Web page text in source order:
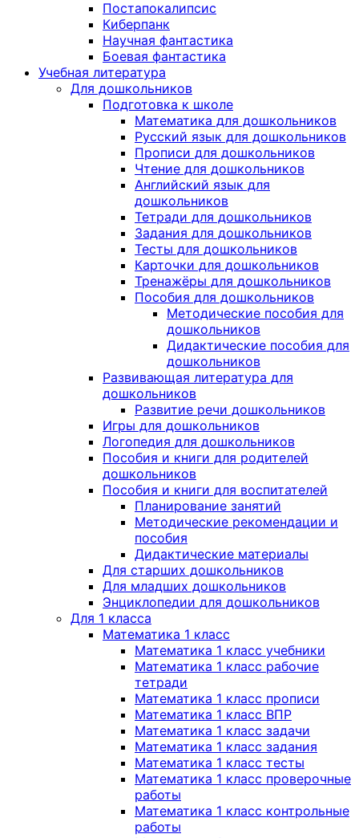
Постапокалипсис
Киберпанк
Научная фантастика
Боевая фантастика
Учебная литература
Для дошкольников
Подготовка к школе
Математика для дошкольников
Русский язык для дошкольников
Прописи для дошкольников
Чтение для дошкольников
Английский язык для
дошкольников
Тетради для дошкольников
Задания для дошкольников
Тесты для дошкольников
Карточки для дошкольников
Тренажёры для дошкольников
Пособия для дошкольников
Методические пособия для
дошкольников
Дидактические пособия для
дошкольников
Развивающая литература для
дошкольников
Развитие речи дошкольников
Игры для дошкольников
Логопедия для дошкольников
Пособия и книги для родителей
дошкольников
Пособия и книги для воспитателей
Планирование занятий
Методические рекомендации и
пособия
Дидактические материалы
Для старших дошкольников
Для младших дошкольников
Энциклопедии для дошкольников
Для 1 класса
Математика 1 класс
Математика 1 класс учебники
Математика 1 класс рабочие
тетради
Математика 1 класс прописи
Математика 1 класс ВПР
Математика 1 класс задачи
Математика 1 класс задания
Математика 1 класс тесты
Математика 1 класс проверочные
работы
Математика 1 класс контрольные
работы